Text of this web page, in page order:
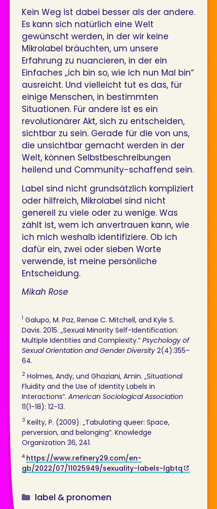
Kein Weg ist dabei besser als der andere.
Es kann sich natürlich eine Welt
gewünscht werden, in der wir keine
Mikrolabel bräuchten, um unsere
Erfahrung zu nuancieren, in der ein
Einfaches „ich bin so, wie ich nun Mal bin“
ausreicht. Und vielleicht tut es das, für
einige Menschen, in bestimmten
Situationen. Für andere ist es ein
revolutionärer Akt, sich zu entscheiden,
sichtbar zu sein. Gerade für die von uns,
die unsichtbar gemacht werden in der
Welt, können Selbstbeschreibungen
heilend und Community-schaffend sein.
Label sind nicht grundsätzlich kompliziert
oder hilfreich, Mikrolabel sind nicht
generell zu viele oder zu wenige. Was
zählt ist, wem ich anvertrauen kann, wie
ich mich weshalb identifiziere. Ob ich
dafür ein, zwei oder sieben Worte
verwende, ist meine persönliche
Entscheidung.
Mikah Rose
1 Galupo, M. Paz, Renae C. Mitchell, and Kyle S.
Davis. 2015. „Sexual Minority Self-Identification:
Multiple Identities and Complexity.” Psychology of
Sexual Orientation and Gender Diversity 2(4):355–
64.
2 Holmes, Andy, und Ghaziani, Amin. „Situational
Fluidity and the Use of Identity Labels in
Interactions“. American Sociological Association
11(1-18): 12-13.
3 Keilty, P. (2009). „Tabulating queer: Space,
perversion, and belonging“. Knowledge
Organization 36, 241.
4 https://www.refinery29.com/en-
gb/2022/07/11025949/sexuality-labels-lgbtq
Kategorien
label & pronomen